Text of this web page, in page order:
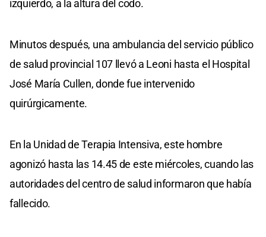
izquierdo, a la altura del codo.
Minutos después, una ambulancia del servicio público
de salud provincial 107 llevó a Leoni hasta el Hospital
José María Cullen, donde fue intervenido
quirúrgicamente.
En la Unidad de Terapia Intensiva, este hombre
agonizó hasta las 14.45 de este miércoles, cuando las
autoridades del centro de salud informaron que había
fallecido.